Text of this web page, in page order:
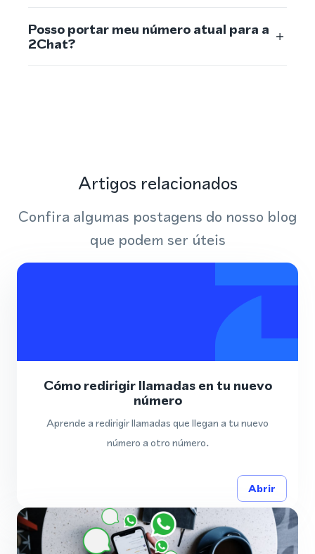
Posso portar meu número atual para a
2Chat?
Artigos relacionados
Confira algumas postagens do nosso blog
que podem ser úteis
Cómo redirigir llamadas en tu nuevo
número
Aprende a redirigir llamadas que llegan a tu nuevo
número a otro número.
Abrir